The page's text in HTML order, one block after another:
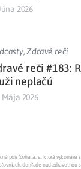
2026
,Zdravé reči
reči #183:
neplačú
Mája 2026
poisťovňa, a. s., ktorá vykonáva
dohľade nad zdravotnou